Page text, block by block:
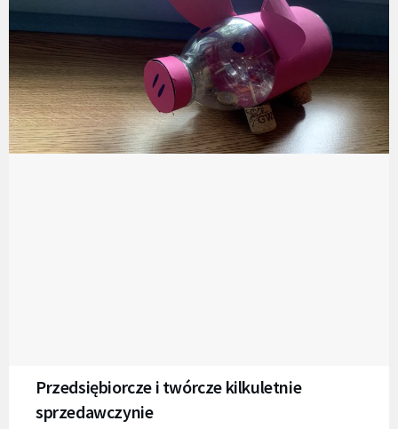
Przedsiębiorcze i twórcze kilkuletnie
sprzedawczynie